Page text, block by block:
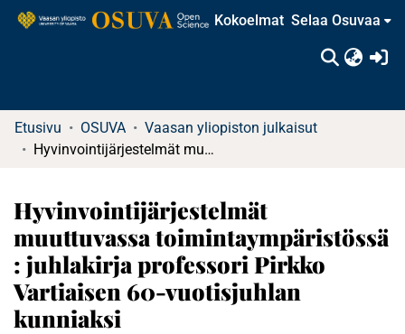
Kokoelmat Selaa Osuvaa
Etusivu OSUVA
Vaasan yliopiston julkaisut
Hyvinvointijärjestelmät muuttuvassa toimintaympäristössä : juhlakirja professori Pirkko Vartiaisen 60-vuotisjuhlan kunniaksi
Hyvinvointijärjestelmät
muuttuvassa toimintaympäristössä
: juhlakirja professori Pirkko
Vartiaisen 60-vuotisjuhlan
kunniaksi